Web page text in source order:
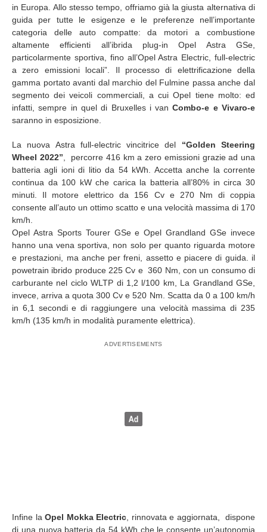
in Europa. Allo stesso tempo, offriamo già la giusta alternativa di
guida per tutte le esigenze e le preferenze nell’importante
categoria delle auto compatte: da motori a combustione
altamente efficienti all’ibrida plug-in Opel Astra GSe,
particolarmente sportiva, fino all’Opel Astra Electric, full-electric
a zero emissioni locali”. Il processo di elettrificazione della
gamma portato avanti dal marchio del Fulmine passa anche dal
segmento dei veicoli commerciali, a cui Opel tiene molto: ed
infatti, sempre in quel di Bruxelles i van Combo-e e Vivaro-e
saranno in esposizione.
La nuova Astra full-electric vincitrice del “Golden Steering
Wheel 2022” , percorre 416 km a zero emissioni grazie ad una
batteria agli ioni di litio da 54 kWh. Accetta anche la corrente
continua da 100 kW che carica la batteria all’80% in circa 30
minuti. Il motore elettrico da 156 Cv e 270 Nm di coppia
consente all’auto un ottimo scatto e una velocità massima di 170
km/h.
Opel Astra Sports Tourer GSe e Opel Grandland GSe invece
hanno una vena sportiva, non solo per quanto riguarda motore
e prestazioni, ma anche per freni, assetto e piacere di guida. il
powetrain ibrido produce 225 Cv e 360 Nm, con un consumo di
carburante nel ciclo WLTP di 1,2 l/100 km, La Grandland GSe,
invece, arriva a quota 300 Cv e 520 Nm. Scatta da 0 a 100 km/h
in 6,1 secondi e di raggiungere una velocità massima di 235
km/h (135 km/h in modalità puramente elettrica).
Infine laOpel Mokka Electric , rinnovata e aggiornata, dispone
di una nuova batteria da 54 kWh che le consente un’autonomia